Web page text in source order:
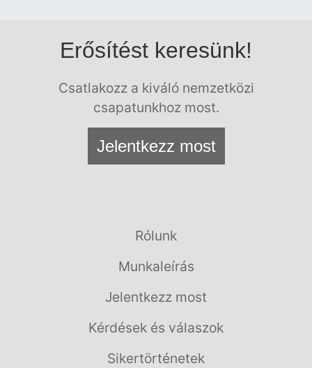
Erősítést keresünk!
Csatlakozz a kiváló nemzetközi
csapatunkhoz most.
Jelentkezz most
Rólunk
Munkaleírás
Jelentkezz most
Kérdések és válaszok
Sikertörténetek